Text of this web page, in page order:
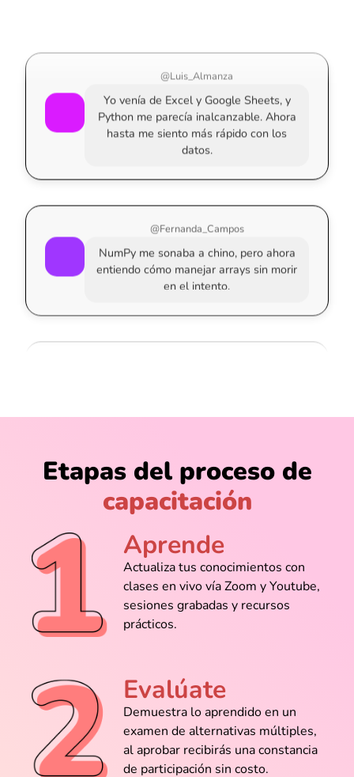
Yo venía de Excel y Google Sheets, y
Python me parecía inalcanzable. Ahora
hasta me siento más rápido con los
datos.
NumPy me sonaba a chino, pero ahora
entiendo cómo manejar arrays sin morir
en el intento.
@Tomás_Rivera
Matplotlib me pareció útil, pero con
sin tanto esfuerzo.
@Julio_Estrada
nunca pensé engancharme con los
datos.
@Luis_Almanza
Etapas del proceso de
capacitación
Aprende
Actualiza tus conocimientos con
clases en vivo vía Zoom y Youtube,
sesiones grabadas y recursos
prácticos.
Evalúate
Demuestra lo aprendido en un
examen de alternativas múltiples,
al aprobar recibirás una constancia
de participación sin costo.